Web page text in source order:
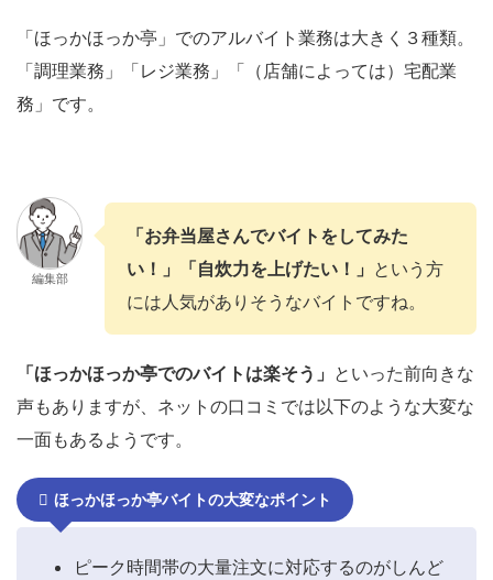
「ほっかほっか亭」でのアルバイト業務は大きく３種類。
「調理業務」「レジ業務」「（店舗によっては）宅配業
務」です。
編集部
「お弁当屋さんでバイトをしてみた
い！」「自炊力を上げたい！」 という方
には人気がありそうなバイトですね。
「ほっかほっか亭でのバイトは楽そう」 といった前向きな
声もありますが、ネットの口コミでは以下のような大変な
一面もあるようです。
ほっかほっか亭バイトの大変なポイント
ピーク時間帯の大量注文に対応するのがしんど